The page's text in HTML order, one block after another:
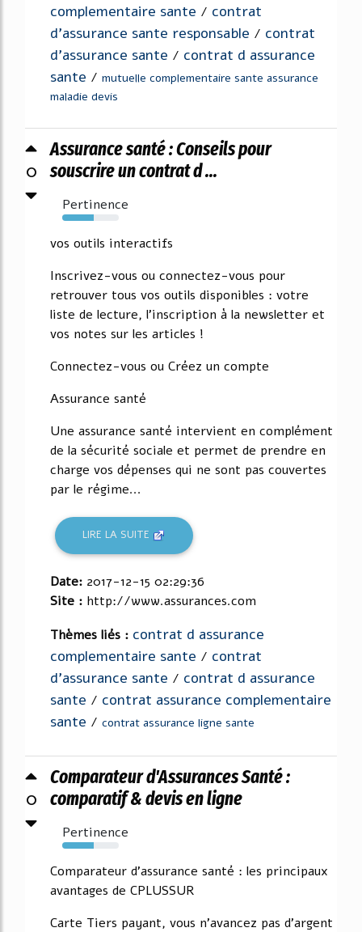
complementaire sante / contrat
d'assurance sante responsable / contrat
d'assurance sante / contrat d assurance
sante / mutuelle complementaire sante assurance
maladie devis
0
Assurance santé : Conseils pour
souscrire un contrat d ...
Pertinence
56%
vos outils interactifs
Inscrivez-vous ou connectez-vous pour
retrouver tous vos outils disponibles : votre
liste de lecture, l'inscription à la newsletter et
vos notes sur les articles !
Connectez-vous ou Créez un compte
Assurance santé
Une assurance santé intervient en complément
de la sécurité sociale et permet de prendre en
charge vos dépenses qui ne sont pas couvertes
par le régime...
LIRE LA SUITE
Date: 2017-12-15 02:29:36
Site : http://www.assurances.com
Thèmes liés : contrat d assurance
complementaire sante / contrat
d'assurance sante / contrat d assurance
sante / contrat assurance complementaire
sante / contrat assurance ligne sante
0
Comparateur d'Assurances Santé :
comparatif & devis en ligne
Pertinence
56%
Comparateur d'assurance santé : les principaux
avantages de CPLUSSUR
Carte Tiers payant, vous n'avancez pas d'argent